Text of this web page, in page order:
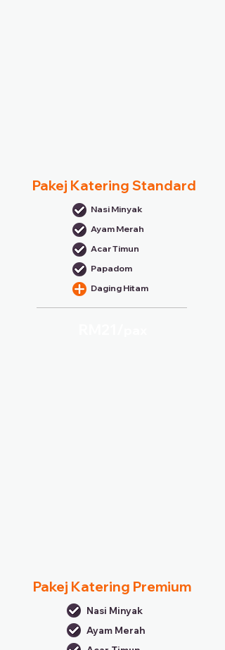
Pakej Katering Standard
Nasi Minyak
Ayam Merah
Acar Timun
Papadom
Daging Hitam
Pakej Katering Premium
Nasi Minyak
Ayam Merah